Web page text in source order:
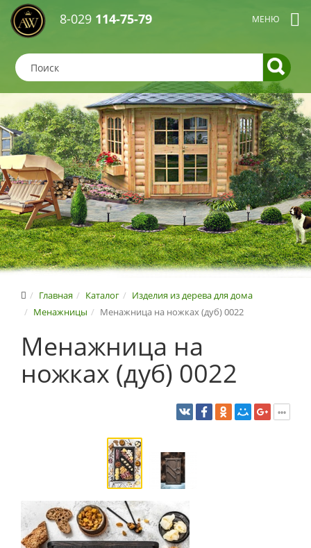
8-029 114-75-79
Главная Каталог
Изделия из дерева для дома
Менажницы
Менажница на ножках (дуб) 0022
Менажница на
ножках (дуб) 0022